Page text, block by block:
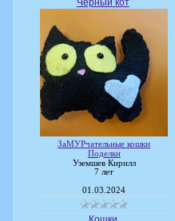
Черный кот
ЗаМУРчательные кошки
Поделки
Уземшев Кирилл
7 лет
01.03.2024